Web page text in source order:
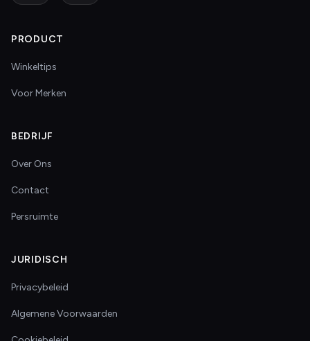
PRODUCT
Winkeltips
Voor Merken
BEDRIJF
Over Ons
Contact
Persruimte
JURIDISCH
Privacybeleid
Algemene Voorwaarden